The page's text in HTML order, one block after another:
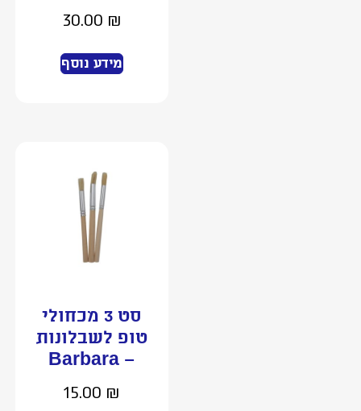
30.00₪
מידע נוסף
סט 3 מכחולי
טופ לשבלונות
– Barbara
15.00₪